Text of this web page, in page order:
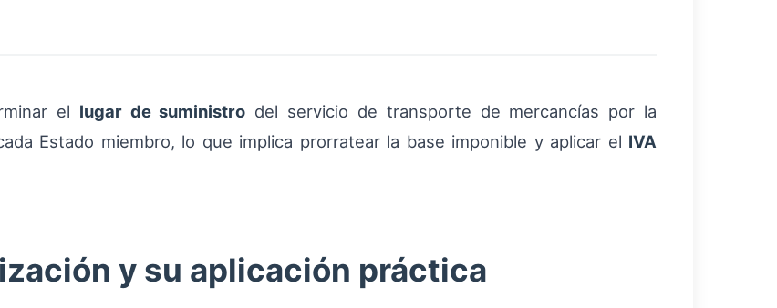
el lugar de suministro del servicio de transporte de mercancías por la
Estado miembro, lo que implica prorratear la base imponible y aplicar el IVA
y su aplicación práctica